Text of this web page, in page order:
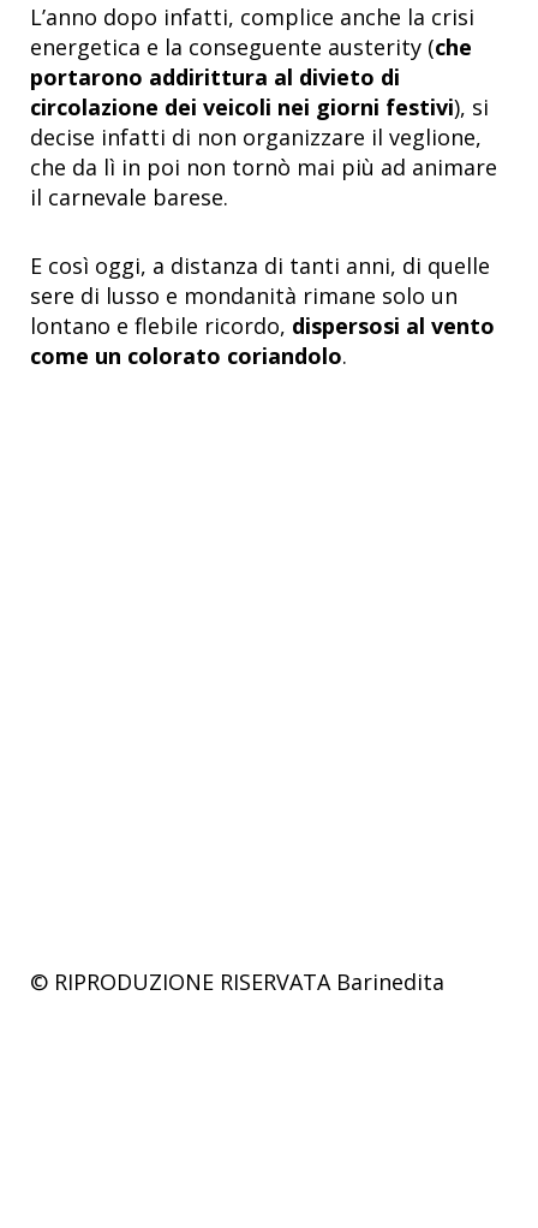
L’anno dopo infatti, complice anche la crisi
energetica e la conseguente austerity (che
portarono addirittura al divieto di
circolazione dei veicoli nei giorni festivi), si
decise infatti di non organizzare il veglione,
che da lì in poi non tornò mai più ad animare
il carnevale barese.
E così oggi, a distanza di tanti anni, di quelle
sere di lusso e mondanità rimane solo un
lontano e flebile ricordo, dispersosi al vento
come un colorato coriandolo.
© RIPRODUZIONE RISERVATA Barinedita